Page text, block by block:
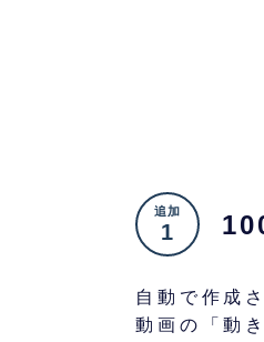
追加
1
自動で作成
動画の「動